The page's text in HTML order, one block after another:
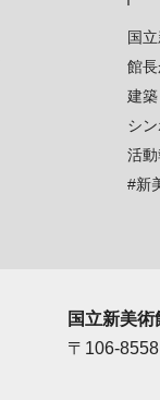
国
館
建築
シ
活
#新
国立新美術
〒106-